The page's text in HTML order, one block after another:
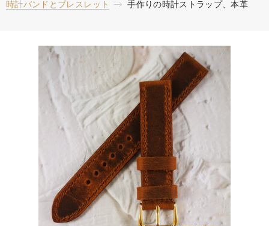
時計バンドとブレスレット
手作りの時計ストラップ、本革